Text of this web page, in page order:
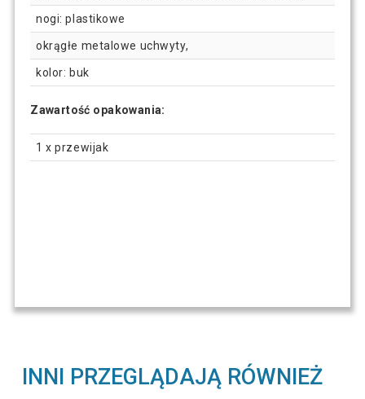
nogi: plastikowe
okrągłe metalowe uchwyty,
kolor: buk
Zawartość opakowania:
1 x przewijak
INNI PRZEGLĄDAJĄ RÓWNIEŻ